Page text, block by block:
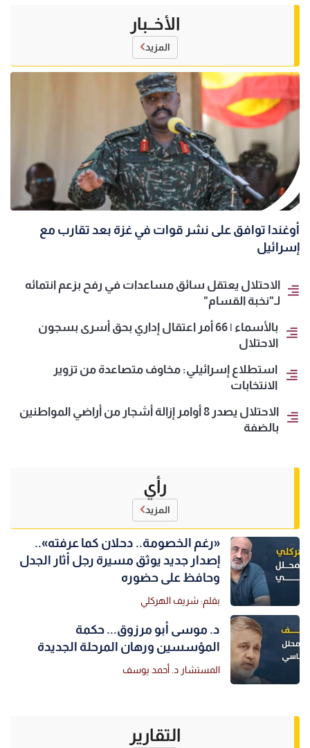
الأخــبار
المزيد
أوغندا توافق على نشر قوات في غزة بعد تقارب مع
إسرائيل
الاحتلال يعتقل سائق مساعدات في رفح بزعم انتمائه
لـ"نخبة القسام"
بالأسماء | 66 أمر اعتقال إداري بحق أسرى بسجون
الاحتلال
استطلاع إسرائيلي: مخاوف متصاعدة من تزوير
الانتخابات
الاحتلال يصدر 8 أوامر إزالة أشجار من أراضي المواطنين
بالضفة
رأي
المزيد
«رغم الخصومة.. دحلان كما عرفته»..
إصدار جديد يوثق مسيرة رجل أثار الجدل
وحافظ على حضوره
بقلم: شريف الهركلي
د. موسى أبو مرزوق... حكمة
المؤسسين ورهان المرحلة الجديدة
المستشار د. أحمد يوسف
التقارير